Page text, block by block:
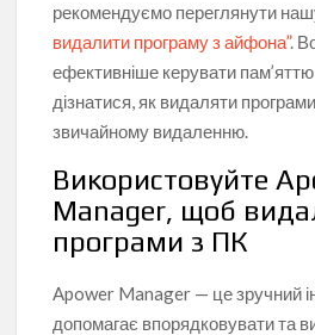
рекомендуємо переглянути
видалити програму з айфона”.
ефективніше керувати
дізнатися, як видаляти
звичайному видаленню.
Використовуйте
Manager, щоб
програми з ПК
Apower Manager — це зручний
допомагає впорядковувати та